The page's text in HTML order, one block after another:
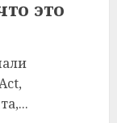
это